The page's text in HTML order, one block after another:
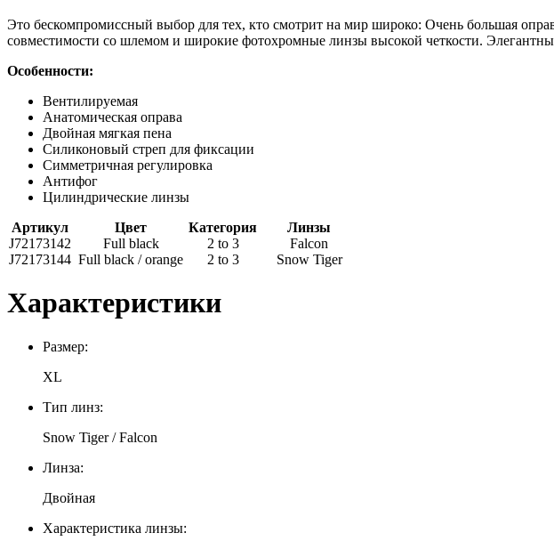
Это бескомпромиссный выбор для тех, кто смотрит на мир широко: Очень большая
совместимости со шлемом и широкие фотохромные линзы высокой четкости.
Особенности:
Вентилируемая
Анатомическая оправа
Двойная мягкая пена
Силиконовый стреп для фиксации
Симметричная регулировка
Антифог
Цилиндрические линзы
Артикул
Цвет Категория
Линзы
J72173142
Full black 2 to 3
Falcon
J72173144 Full black / orange 2 to 3 Snow Tiger
Характеристики
Размер:
XL
Тип линз:
Snow Tiger / Falcon
Линза:
Двойная
Характеристика линзы: